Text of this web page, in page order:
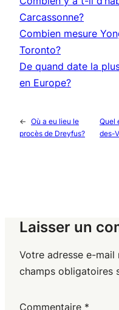
Carcassonne?
Combien mesure
Toronto?
De quand date la
en Europe?
← Où a eu lieu le
procès de Dreyfus?
Quel
des-
Laisser un
Votre adresse e-mail
champs obligatoires
Commentaire *